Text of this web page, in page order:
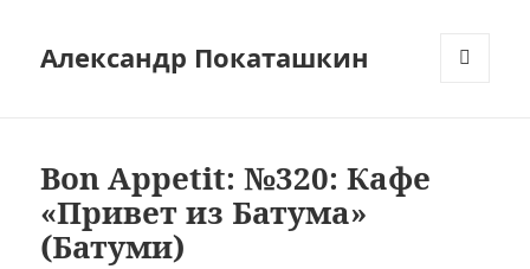
Александр Покаташкин
Bon Appetit: №320: Кафе
«Привет из Батума»
(Батуми)